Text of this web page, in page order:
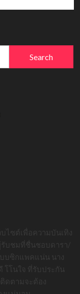
บไซต์เพื่อความบันเทิง
บชมที่ชื่นชอบดารา/
บบซิกแพคแน่น นาง
โโนใจ ที่รับประกัน
ดตามจะต้อง